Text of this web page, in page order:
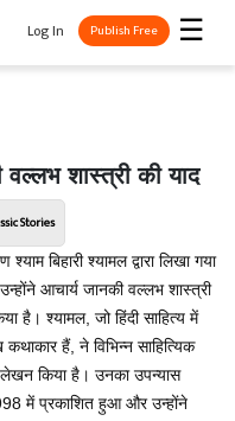
☰
Log In Publish Free
वल्लभ शास्त्री की याद
Stories
बिहारी श्यामल द्वारा लिखा गया
आचार्य जानकी वल्‍लभ शास्‍त्री
है। श्यामल, जो हिंदी साहित्य में
हैं, ने विभिन्न साहित्यिक
किया है। उनका उपन्यास
में प्रकाशित हुआ और उन्होंने